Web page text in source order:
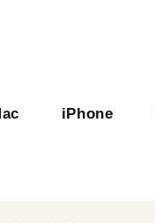
iPhone